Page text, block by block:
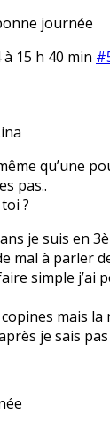
journée
à 15 h 40 min
qu’une
pas..
?
je suis en
mal à parler
simple j’ai
copines mais la
je sais